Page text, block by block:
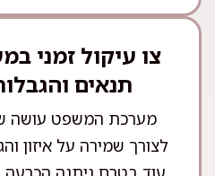
צו עיקול זמני
תנאים
מערכת המשפט עושה
לצורך שמירה על איזון